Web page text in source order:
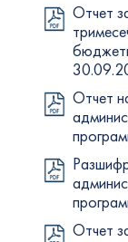
Отчет
Отчет
Отчет